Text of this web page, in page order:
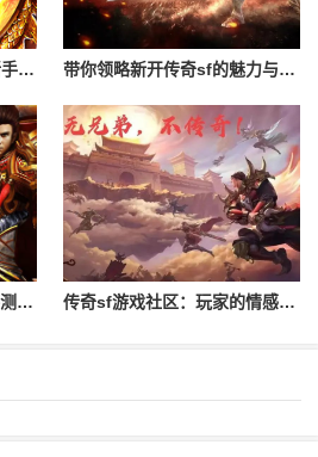
中变传奇私服玩法详解：新手入门攻略 带你领略新开传奇sf的魅力与特色
热血传奇sf服务器稳定性评测与对比 传奇sf游戏社区：玩家的情感与归属